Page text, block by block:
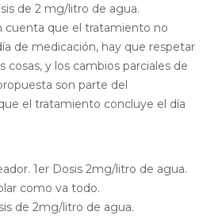
de 2 mg/litro de agua.
cuenta que el tratamiento no
de medicación, hay que respetar
cosas, y los cambios parciales de
son parte del
el tratamiento concluye el día
1er Dosis 2mg/litro de agua.
como va todo.
de 2mg/litro de agua.